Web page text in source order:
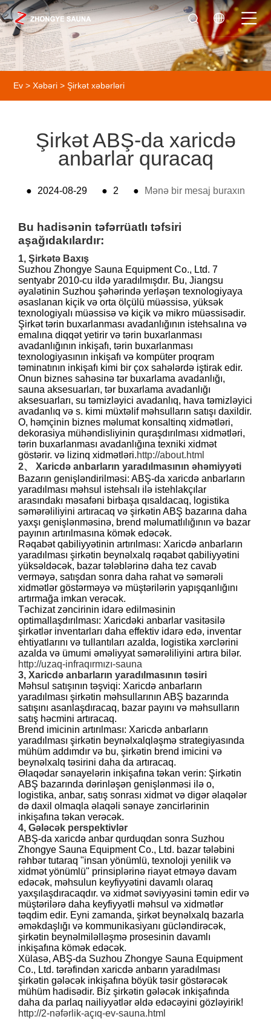
Ev > Xəbəri >Şirkət xəbərləri
Şirkət ABŞ-da xaricdə
anbarlar quracaq
● 2024-08-29 ● 2 ● Mənə bir mesaj buraxın
Bu hadisənin təfərrüatlı təfsiri
aşağıdakılardır:
1, Şirkətə Baxış
Suzhou Zhongye Sauna Equipment Co., Ltd. 7
sentyabr 2010-cu ildə yaradılmışdır. Bu, Jiangsu
əyalətinin Suzhou şəhərində yerləşən texnologiyaya
əsaslanan kiçik və orta ölçülü müəssisə, yüksək
texnologiyalı müəssisə və kiçik və mikro müəssisədir.
Şirkət tərin buxarlanması avadanlığının istehsalına və
emalına diqqət yetirir və tərin buxarlanması
avadanlığının inkişafı, tərin buxarlanması
texnologiyasının inkişafı və kompüter proqram
təminatının inkişafı kimi bir çox sahələrdə iştirak edir.
Onun biznes sahəsinə tər buxarlama avadanlığı,
sauna aksesuarları, tər buxarlama avadanlığı
aksesuarları, su təmizləyici avadanlıq, hava təmizləyici
avadanlıq və s. kimi müxtəlif məhsulların satışı daxildir.
O, həmçinin biznes məlumat konsaltinq xidmətləri,
dekorasiya mühəndisliyinin quraşdırılması xidmətləri,
tərin buxarlanması avadanlığına texniki xidmət
göstərir. və lizinq xidmətləri.http://about.html
2、 Xaricdə anbarların yaradılmasının əhəmiyyəti
Bazarın genişləndirilməsi: ABŞ-da xaricdə anbarların
yaradılması məhsul istehsalı ilə istehlakçılar
arasındakı məsafəni birbaşa qısaldacaq, logistika
səmərəliliyini artıracaq və şirkətin ABŞ bazarına daha
yaxşı genişlənməsinə, brend məlumatlılığının və bazar
payının artırılmasına kömək edəcək.
Rəqabət qabiliyyətinin artırılması: Xaricdə anbarların
yaradılması şirkətin beynəlxalq rəqabət qabiliyyətini
yüksəldəcək, bazar tələblərinə daha tez cavab
verməyə, satışdan sonra daha rahat və səmərəli
xidmətlər göstərməyə və müştərilərin yapışqanlığını
artırmağa imkan verəcək.
Təchizat zəncirinin idarə edilməsinin
optimallaşdırılması: Xaricdəki anbarlar vasitəsilə
şirkətlər inventarları daha effektiv idarə edə, inventar
ehtiyatlarını və tullantıları azalda, logistika xərclərini
azalda və ümumi əməliyyat səmərəliliyini artıra bilər.
http://uzaq-infraqırmızı-sauna
3, Xaricdə anbarların yaradılmasının təsiri
Məhsul satışının təşviqi: Xaricdə anbarların
yaradılması şirkətin məhsullarının ABŞ bazarında
satışını asanlaşdıracaq, bazar payını və məhsulların
satış həcmini artıracaq.
Brend imicinin artırılması: Xaricdə anbarların
yaradılması şirkətin beynəlxalqləşmə strategiyasında
mühüm addımdır və bu, şirkətin brend imicini və
beynəlxalq təsirini daha da artıracaq.
Əlaqədar sənayelərin inkişafına təkan verin: Şirkətin
ABŞ bazarında dərinləşən genişlənməsi ilə o,
logistika, anbar, satış sonrası xidmət və digər əlaqələr
də daxil olmaqla əlaqəli sənaye zəncirlərinin
inkişafına təkan verəcək.
4, Gələcək perspektivlər
ABŞ-da xaricdə anbar qurduqdan sonra Suzhou
Zhongye Sauna Equipment Co., Ltd. bazar tələbini
rəhbər tutaraq "insan yönümlü, texnoloji yenilik və
xidmət yönümlü" prinsiplərinə riayət etməyə davam
edəcək, məhsulun keyfiyyətini davamlı olaraq
yaxşılaşdıracaqdır. və xidmət səviyyəsini təmin edir və
müştərilərə daha keyfiyyətli məhsul və xidmətlər
təqdim edir. Eyni zamanda, şirkət beynəlxalq bazarla
əməkdaşlığı və kommunikasiyanı gücləndirəcək,
şirkətin beynəlmiləlləşmə prosesinin davamlı
inkişafına kömək edəcək.
Xülasə, ABŞ-da Suzhou Zhongye Sauna Equipment
Co., Ltd. tərəfindən xaricdə anbarın yaradılması
şirkətin gələcək inkişafına böyük təsir göstərəcək
mühüm hadisədir. Biz şirkətin gələcək inkişafında
daha da parlaq nailiyyətlər əldə edəcəyini gözləyirik!
http://2-nəfərlik-açıq-ev-sauna.html